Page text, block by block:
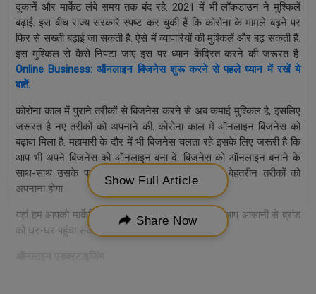
दुकानें और मार्केट लंबे समय तक बंद रहे. 2021 में भी लॉकडाउन ने मुश्किलें
बढ़ाई. इस बीच राज्य सरकारें स्पष्ट कर चुकी हैं कि कोरोना के मामले बढ़ने पर
फिर से सख्ती बढ़ाई जा सकती है. ऐसे में व्यापारियों की मुश्किलें और बढ़ सकती हैं.
इस मुश्किल से कैसे निपटा जाए इस पर ध्यान केंद्रित करने की जरूरत है.
Online Business: ऑनलाइन बिजनेस शुरू करने से पहले ध्यान में रखें ये
बातें.
कोरोना काल में पुराने तरीकों से बिजनेस करने से अब कमाई मुश्किल है, इसलिए
जरूरत है नए तरीकों को अपनाने की. कोरोना काल में ऑनलाइन बिजनेस को
बढ़ावा मिला है. महामारी के दौर में भी बिजनेस चलता रहे इसके लिए जरूरी है कि
आप भी अपने बिजनेस को ऑनलाइन बना दें. बिजनेस को ऑनलाइन बनाने के
साथ-साथ उसके प्रमोशन के लिए आपको मार्केटिंग के बेहतरीन तरीकों को
अपनाना होगा.
यहां हम आपको मार्केटिंग के बेहतरीन तरीके बताएंगे जिनसे आप आसानी से ब्रांड
को घर-घर पहुंचा सकेंगे.
Show Full Article
Share Now